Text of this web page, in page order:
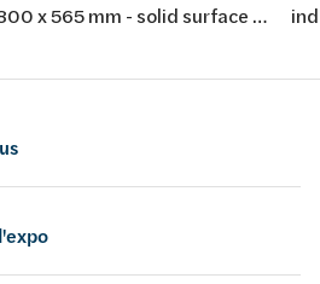
x 565 mm - solid surface -